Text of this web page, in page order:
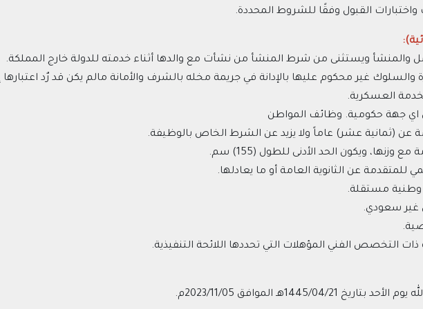
واختبارات القبول وفقًا للشروط المحددة.
والمنشأ ويستثنى من شرط المنشأ من نشأت مع والدها أثناء خدمته للدولة خارج المملكة.
غير محكوم عليها بالإدانة في جريمة مخله بالشرف والأمانة مالم يكن قد رٌد اعتبارها
العسكرية.
اي جهة حكومية. وظائف المواطن
عن (ثمانية عشر) عاماً ولا يزيد عن الشرط الخاص بالوظيفة.
ويكون الحد الأدنى للطول (155) سم.
للمتقدمة عن الثانوية العامة أو ما يعادلها.
وطنية مستقلة.
غير سعودي.
التخصص الفني المؤهلات التي تحددها اللائحة التنفيذية.
1445/04/21هـ الموافق 2023/11/05م.